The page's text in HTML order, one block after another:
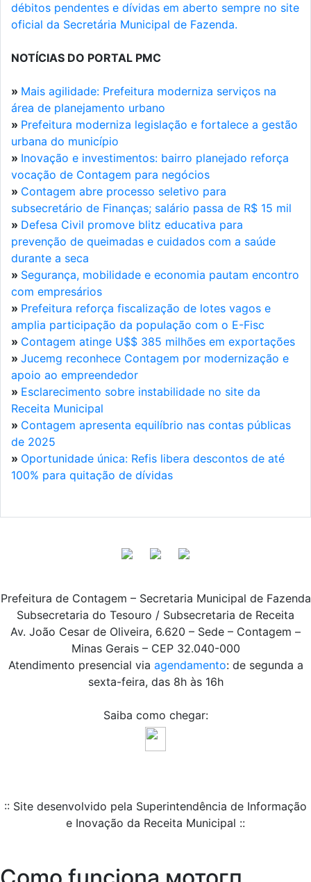
débitos pendentes e dívidas em aberto sempre no site
oficial da Secretária Municipal de Fazenda.
NOTÍCIAS DO PORTAL PMC
» Mais agilidade: Prefeitura moderniza serviços na
área de planejamento urbano
» Prefeitura moderniza legislação e fortalece a gestão
urbana do município
» Inovação e investimentos: bairro planejado reforça
vocação de Contagem para negócios
» Contagem abre processo seletivo para
subsecretário de Finanças; salário passa de R$ 15 mil
» Defesa Civil promove blitz educativa para
prevenção de queimadas e cuidados com a saúde
durante a seca
» Segurança, mobilidade e economia pautam encontro
com empresários
» Prefeitura reforça fiscalização de lotes vagos e
amplia participação da população com o E-Fisc
» Contagem atinge U$$ 385 milhões em exportações
» Jucemg reconhece Contagem por modernização e
apoio ao empreendedor
» Esclarecimento sobre instabilidade no site da
Receita Municipal
» Contagem apresenta equilíbrio nas contas públicas
de 2025
» Oportunidade única: Refis libera descontos de até
100% para quitação de dívidas
Prefeitura de Contagem – Secretaria Municipal de Fazenda
Subsecretaria do Tesouro / Subsecretaria de Receita
Av. João Cesar de Oliveira, 6.620 – Sede – Contagem –
Minas Gerais – CEP 32.040-000
Atendimento presencial via agendamento: de segunda a
sexta-feira, das 8h às 16h
Saiba como chegar:
:: Site desenvolvido pela Superintendência de Informação
e Inovação da Receita Municipal ::